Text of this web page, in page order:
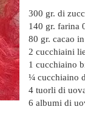
300 gr. di
140 gr. farina
80 gr. cacao
2 cucchiaini
1 cucchiaino
¼ cucchiaino
4 tuorli di
6 albumi di